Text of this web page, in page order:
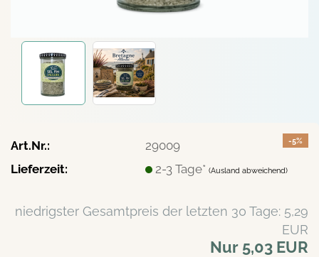
-5%
Art.Nr.:
29009
Lieferzeit:
2-3 Tage*(Ausland abweichend)
niedrigster Gesamtpreis der letzten 30 Tage: 5,29
EUR
Nur 5,03 EUR